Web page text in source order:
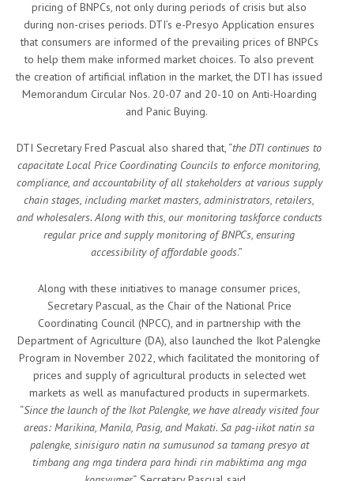
pricing of BNPCs, not only during periods of crisis but also
during non-crises periods. DTI’s e-Presyo Application ensures
that consumers are informed of the prevailing prices of BNPCs
to help them make informed market choices. To also prevent
the creation of artificial inflation in the market, the DTI has issued
Memorandum Circular Nos. 20-07 and 20-10 on Anti-Hoarding
and Panic Buying.
DTI Secretary Fred Pascual also shared that, “the DTI continues to
capacitate Local Price Coordinating Councils to enforce monitoring,
compliance, and accountability of all stakeholders at various supply
chain stages, including market masters, administrators, retailers,
and wholesalers. Along with this, our monitoring taskforce conducts
regular price and supply monitoring of BNPCs, ensuring
accessibility of affordable goods.”
Along with these initiatives to manage consumer prices,
Secretary Pascual, as the Chair of the National Price
Coordinating Council (NPCC), and in partnership with the
Department of Agriculture (DA), also launched the Ikot Palengke
Program in November 2022, which facilitated the monitoring of
prices and supply of agricultural products in selected wet
markets as well as manufactured products in supermarkets.
“Since the launch of the Ikot Palengke, we have already visited four
areas: Marikina, Manila, Pasig, and Makati. Sa pag-iikot natin sa
palengke, sinisiguro natin na sumusunod sa tamang presyo at
timbang ang mga tindera para hindi rin mabiktima ang mga